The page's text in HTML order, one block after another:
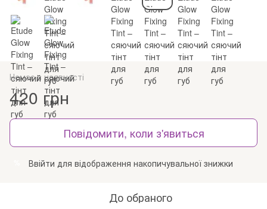
Немає в наявності
420 грн
Повідомити, коли з'явиться
Ввійти для відображення накопичувальної знижки
До обраного